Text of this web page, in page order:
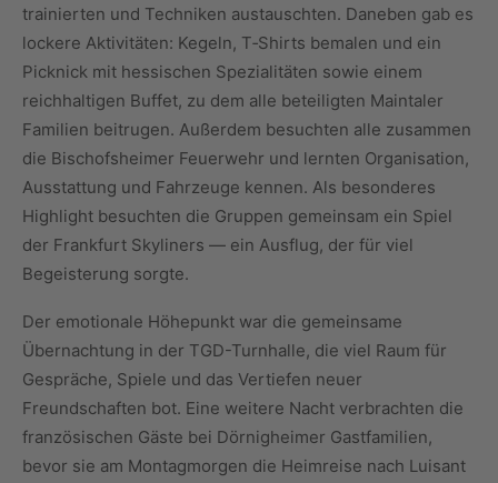
trainierten und Techniken austauschten. Daneben gab es
lockere Aktivitäten: Kegeln, T‑Shirts bemalen und ein
Picknick mit hessischen Spezialitäten sowie einem
reichhaltigen Buffet, zu dem alle beteiligten Maintaler
Familien beitrugen. Außerdem besuchten alle zusammen
die Bischofsheimer Feuerwehr und lernten Organisation,
Ausstattung und Fahrzeuge kennen. Als besonderes
Highlight besuchten die Gruppen gemeinsam ein Spiel
der Frankfurt Skyliners — ein Ausflug, der für viel
Begeisterung sorgte.
Der emotionale Höhepunkt war die gemeinsame
Übernachtung in der TGD-Turnhalle, die viel Raum für
Gespräche, Spiele und das Vertiefen neuer
Freundschaften bot. Eine weitere Nacht verbrachten die
französischen Gäste bei Dörnigheimer Gastfamilien,
bevor sie am Montagmorgen die Heimreise nach Luisant